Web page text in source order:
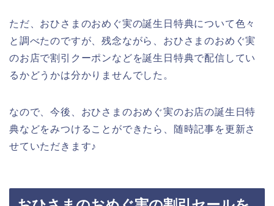
ただ、おひさまのおめぐ実の誕生日特典について色々
と調べたのですが、残念ながら、おひさまのおめぐ実
のお店で割引クーポンなどを誕生日特典で配信してい
るかどうかは分かりませんでした。
なので、今後、おひさまのおめぐ実のお店の誕生日特
典などをみつけることができたら、随時記事を更新さ
せていただきます♪